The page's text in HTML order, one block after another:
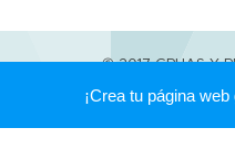
© 2017 GRUAS Y
Creado
¡Crea tu página web